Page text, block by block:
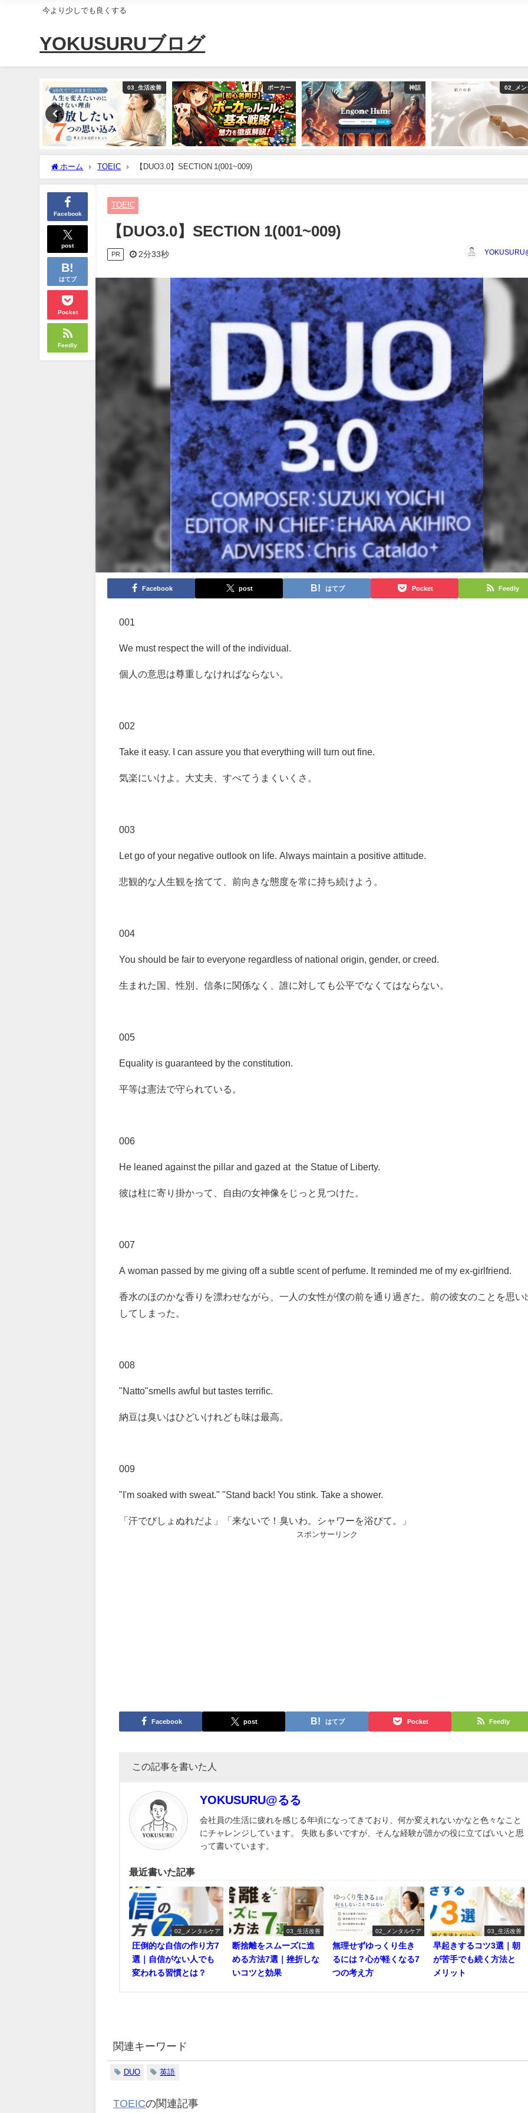
今より少しでも良くする
YOKUSURUブログ
03_生活改善 ポーカー 神話 02_メン
ホーム TOEIC 【DUO3.0】SECTION 1(001~009)
Facebook
post
はてブ
Pocket
Feedly
TOEIC
【DUO3.0】SECTION 1(001~009)
PR 2分33秒
Facebook post はてブ Pocket Feedly
001
We must respect the will of the individual.
個人の意思は尊重しなければならない。
002
Take it easy. I can assure you that everything will turn out fine.
気楽にいけよ。大丈夫、すべてうまくいくさ。
003
Let go of your negative outlook on life. Always maintain a positive attitude.
悲観的な人生観を捨てて、前向きな態度を常に持ち続けよう。
004
You should be fair to everyone regardless of national origin, gender, or creed.
生まれた国、性別、信条に関係なく、誰に対しても公平でなくてはならない。
005
Equality is guaranteed by the constitution.
平等は憲法で守られている。
006
He leaned against the pillar and gazed at the Statue of Liberty.
彼は柱に寄り掛かって、自由の女神像をじっと見つけた。
007
A woman passed by me giving off a subtle scent of perfume. It reminded me of my ex-girlfriend.
香水のほのかな香りを漂わせながら、一人の女性が僕の前を通り過ぎた。前の彼女のことを思い
してしまった。
008
"Natto"smells awful but tastes terrific.
納豆は臭いはひどいけれども味は最高。
009
"I'm soaked with sweat." "Stand back! You stink. Take a shower.
「汗でびしょぬれだよ」「来ないで！臭いわ。シャワーを浴びて。」
スポンサーリンク
Facebook post はてブ Pocket Feedly
この記事を書いた人
YOKUSURU@るる
会社員の生活に疲れを感じる年頃になってきており、何か変えれないかなと色々なこと
にチャレンジしています。 失敗も多いですが、そんな経験が誰かの役に立てばいいと思
って書いています。
最近書いた記事
02_メンタルケア
圧倒的な自信の作り方7
選｜自信がない人でも
変われる習慣とは？
03_生活改善
断捨離をスムーズに進
める方法7選｜挫折しな
いコツと効果
02_メンタルケア
無理せずゆっくり生き
るには？心が軽くなる7
つの考え方
03_生活改善
早起きするコツ3選｜朝
が苦手でも続く方法と
メリット
関連キーワード
DUO 英語
TOEICの関連記事